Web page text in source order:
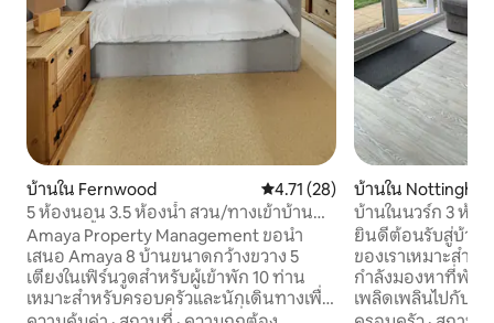
บ้านใน Fernwood คะแนนเฉลี่ย 4.71 จาก 5, 28 รีวิว
4.71 (28)
5 ห้องนอน 3.5 ห้องน้ำ สวน/ทางเข้าบ้าน
และอ่างน้ำร้อน
Amaya Property Management ขอนำ
เสนอ Amaya 8 บ้านขนาดกว้างขวาง 5
เตียงในเฟิร์นวูดสำหรับผู้เข้าพัก 10 ท่าน
เหมาะสำหรับครอบครัวและนักเดินทางเพื่อ
บ้านใน
บ้านในนวร์ก 3 ห้อ
ยินดีต้อนรับสู่บ้าน
ของเราเหมาะสำ
กำลังมองหาที่พัก
เพลิดเพลินไปกับ